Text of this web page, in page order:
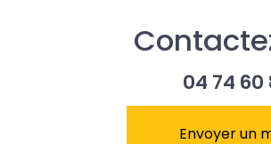
04 74 60
Envoyer un